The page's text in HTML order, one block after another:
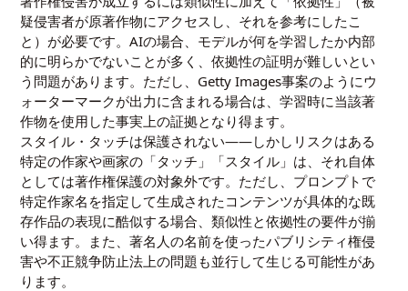
疑侵害者が原著作物にアクセスし、それを参考にしたこ
と）が必要です。AIの場合、モデルが何を学習したか内部
的に明らかでないことが多く、依拠性の証明が難しいとい
う問題があります。ただし、Getty Images事案のようにウ
ォーターマークが出力に含まれる場合は、学習時に当該著
作物を使用した事実上の証拠となり得ます。
スタイル・タッチは保護されない——しかしリスクはある
特定の作家や画家の「タッチ」「スタイル」は、それ自体
としては著作権保護の対象外です。ただし、プロンプトで
特定作家名を指定して生成されたコンテンツが具体的な既
存作品の表現に酷似する場合、類似性と依拠性の要件が揃
い得ます。また、著名人の名前を使ったパブリシティ権侵
害や不正競争防止法上の問題も並行して生じる可能性があ
ります。